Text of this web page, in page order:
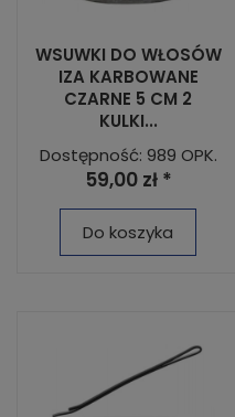
WSUWKI DO WŁOSÓW
IZA KARBOWANE
CZARNE 5 CM 2
KULKI...
Dostępność: 989 OPK.
59,00 zł *
Do koszyka